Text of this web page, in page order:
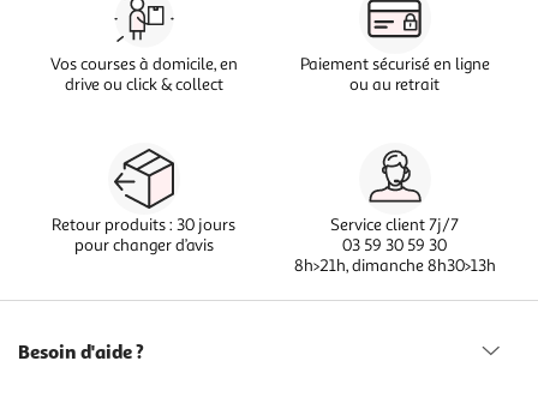
Vos courses à domicile, en
drive ou click & collect
Paiement sécurisé en ligne
ou au retrait
Retour produits : 30 jours
pour changer d’avis
Service client 7j/7
03 59 30 59 30
8h>21h, dimanche 8h30>13h
Besoin d'aide ?